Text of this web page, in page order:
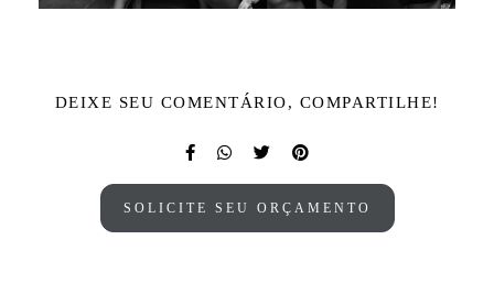
DEIXE SEU COMENTÁRIO, COMPARTILHE!
SOLICITE SEU ORÇAMENTO